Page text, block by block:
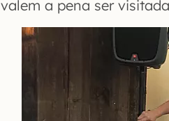
valem a pena ser